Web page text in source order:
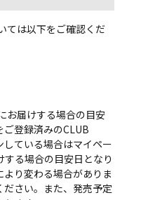
ては以下をご確認くだ
お届けする場合の目安
ご登録済みのCLUB
ている場合はマイペー
る場合の目安日となり
り変わる場合がありま
ださい。また、発売予定